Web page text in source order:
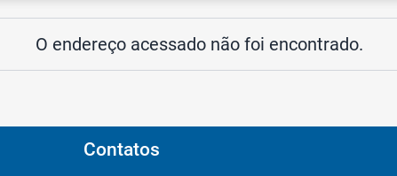
O endereço acessado não foi encontrado.
Contatos